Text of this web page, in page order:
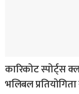
कारिकोट स्पोर्ट्स
भलिबल प्रतियोगिता